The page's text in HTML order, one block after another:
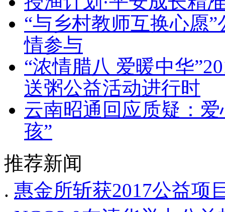
“与乡村教师互换心愿
情参与
“浓情腊八 爱暖中华
送粥公益活动进行时
云南昭通回应质疑：
孩”
推荐新闻
. 惠金所斩获2017公益项